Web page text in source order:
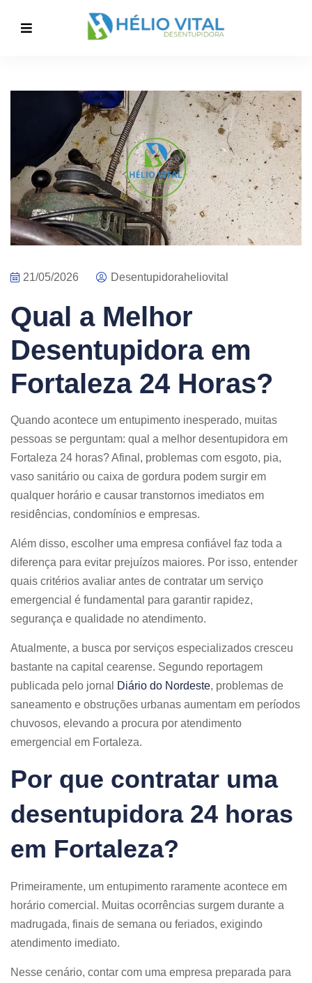
21/05/2026 Desentupidoraheliovital
Qual a Melhor
Desentupidora em
Fortaleza 24 Horas?
Quando acontece um entupimento inesperado, muitas
pessoas se perguntam: qual a melhor desentupidora em
Fortaleza 24 horas? Afinal, problemas com esgoto, pia,
vaso sanitário ou caixa de gordura podem surgir em
qualquer horário e causar transtornos imediatos em
residências, condomínios e empresas.
Além disso, escolher uma empresa confiável faz toda a
diferença para evitar prejuízos maiores. Por isso, entender
quais critérios avaliar antes de contratar um serviço
emergencial é fundamental para garantir rapidez,
segurança e qualidade no atendimento.
Atualmente, a busca por serviços especializados cresceu
bastante na capital cearense. Segundo reportagem
publicada pelo jornal
Diário do Nordeste, problemas de
saneamento e obstruções urbanas aumentam em períodos
chuvosos, elevando a procura por atendimento
emergencial em Fortaleza.
Por que contratar uma
desentupidora 24 horas
em Fortaleza?
Primeiramente, um entupimento raramente acontece em
horário comercial. Muitas ocorrências surgem durante a
madrugada, finais de semana ou feriados, exigindo
atendimento imediato.
Nesse cenário, contar com uma empresa preparada para